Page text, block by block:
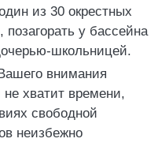
из 30 окрестных
позагорать у бассейна
школьницей.
внимания
хватит времени,
свободной
неизбежно